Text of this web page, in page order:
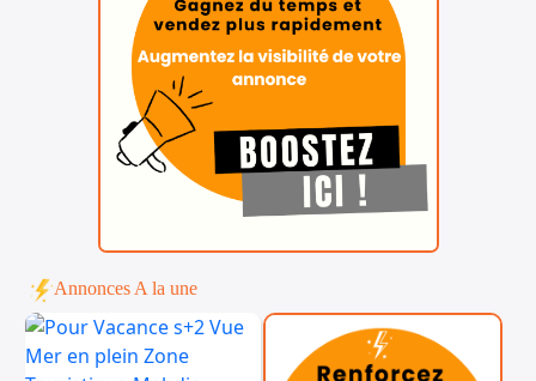
Annonces A la une